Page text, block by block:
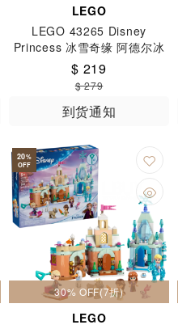
LEGO
LEGO 43265 Disney
Princess 冰雪奇缘 阿德尔冰
雪城堡 5+
$ 219
$ 279
到货通知
20%
OFF
30% OFF(7折)
LEGO